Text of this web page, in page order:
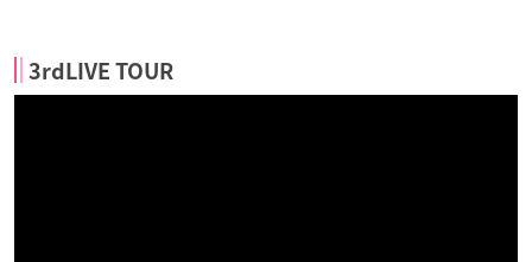
3rdLIVE TOUR